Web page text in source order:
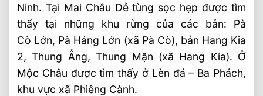
Ninh. Tại Mai Châu Dẻ tùng sọc hẹp được tìm
thấy tại những khu rừng của các bản: Pà
Cò Lớn, Pà Háng Lớn (xã Pà Cò), bản Hang Kia
2, Thung Ẳng, Thung Mặn (xã Hang Kia). Ở
Mộc Châu được tìm thấy ở Lèn đá – Ba Phách,
khu vực xã Phiêng Cành.